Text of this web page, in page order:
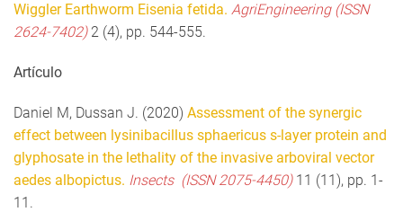
Wiggler Earthworm Eisenia fetida. AgriEngineering (ISSN
2624-7402)2 (4), pp. 544-555.
Artículo
Daniel M, Dussan J. (2020) Assessment of the synergic
effect between lysinibacillus sphaericus s-layer protein and
glyphosate in the lethality of the invasive arboviral vector
aedes albopictus. Insects (ISSN 2075-4450)11 (11), pp. 1-
11.